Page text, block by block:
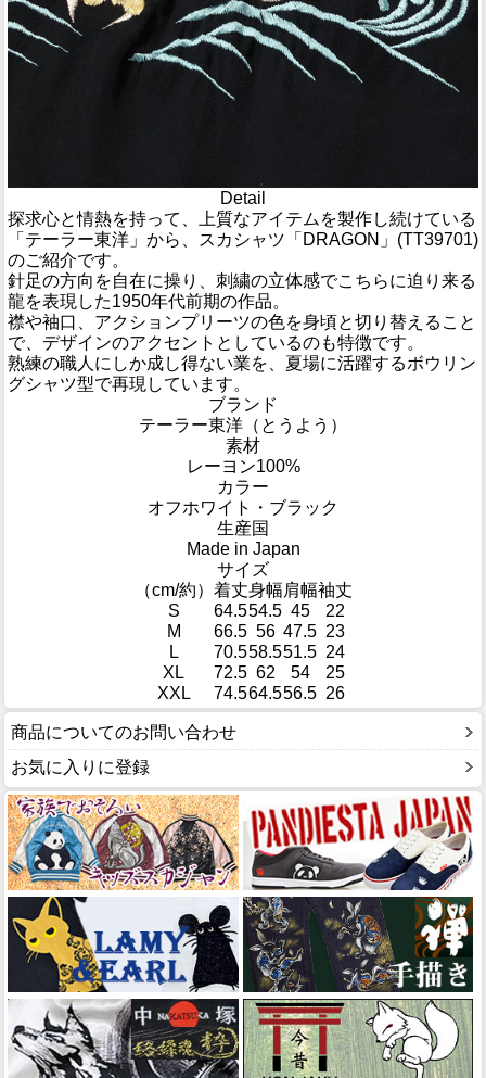
Detail
探求心と情熱を持って、上質なアイテムを製作し続けている
「テーラー東洋」から、スカシャツ「DRAGON」(TT39701)
のご紹介です。
針足の方向を自在に操り、刺繍の立体感でこちらに迫り来る
龍を表現した1950年代前期の作品。
襟や袖口、アクションプリーツの色を身頃と切り替えること
で、デザインのアクセントとしているのも特徴です。
熟練の職人にしか成し得ない業を、夏場に活躍するボウリン
グシャツ型で再現しています。
ブランド
テーラー東洋（とうよう）
素材
レーヨン100%
カラー
オフホワイト・ブラック
生産国
Made in Japan
サイズ
（cm/約） 着丈身幅肩幅袖丈
S
64.554.5 45
22
M
66.5 56 47.5 23
L
70.558.551.5 24
XL
72.5 62 54
25
XXL
74.564.556.5 26
商品についてのお問い合わせ
お気に入りに登録